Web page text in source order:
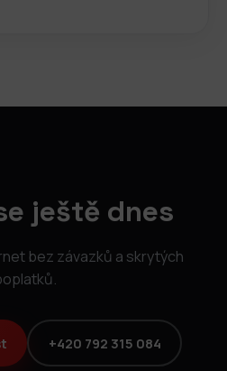
ještě dnes
bez závazků a skrytých
+420 792 315 084